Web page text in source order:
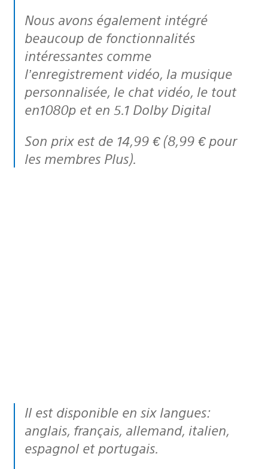
Nous avons également intégré
beaucoup de fonctionnalités
intéressantes comme
l’enregistrement vidéo, la musique
personnalisée, le chat vidéo, le tout
en1080p et en 5.1 Dolby Digital
Son prix est de 14,99 € (8,99 € pour
les membres Plus).
Il est disponible en six langues:
anglais, français, allemand, italien,
espagnol et portugais.